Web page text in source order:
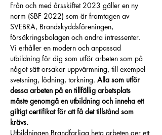
Från och med årsskiftet 2023 gäller en ny
norm (SBF 2022) som är framtagen av
SVEBRA, Brandskyddsföreningen,
försäkringsbolagen och andra intressenter.
Vi erhåller en modern och anpassad
utbildning för dig som utför arbeten som på
något sätt orsakar uppvärmning, till exempel
svetsning, lödning, torkning. Alla som utför
dessa arbeten på en tillfällig arbetsplats
måste genomgå en utbildning och inneha ett
giltigt certifikat för att få det tillstånd som
krävs.
Utbildningen Brandfarliga heta arbeten ger ett